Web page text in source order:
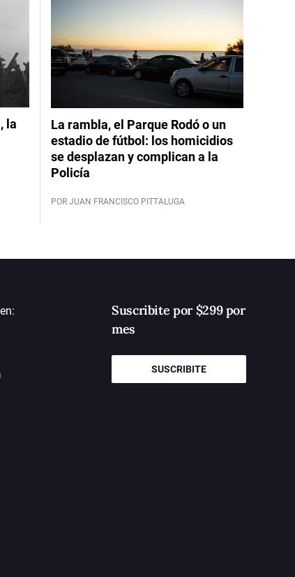
la
La rambla, el Parque Rodó o un
estadio de fútbol: los homicidios
se desplazan y complican a la
Policía
POR JUAN FRANCISCO PITTALUGA
Suscribite por $299 por
mes
SUSCRIBITE